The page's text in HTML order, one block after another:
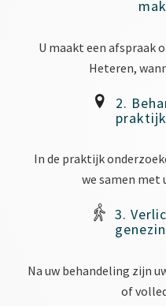
U maakt een afspraak
Heteren,
2.
praktijk
In de praktijk
we samen met
3.
Na uw behandeling zijn
of